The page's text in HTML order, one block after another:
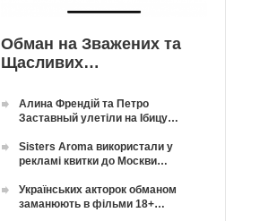
Обман на Зважених та
Щасливих…
Алина Френдій та Петро
Заставный улетіли на Ібицу…
Sisters Aroma використали у
рекламі квитки до Москви…
Українських акторок обманом
заманюють в фільми 18+…